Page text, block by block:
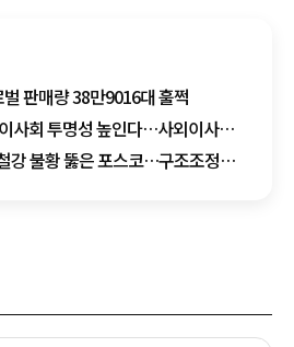
판매량 38만9016대 훌쩍
사회 투명성 높인다…사외이사
강 불황 뚫은 포스코…구조조정